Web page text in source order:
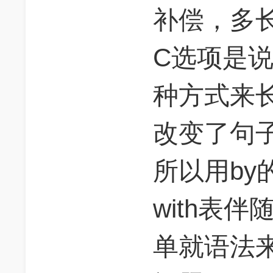
补偿，多
C选项是
种方式来
改变了句
所以用by
with表伴
单就语法